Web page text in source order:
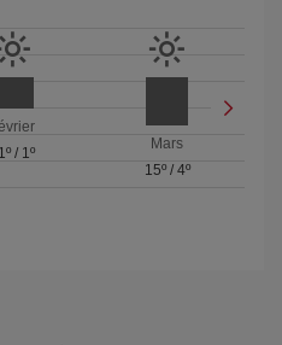
/ 1º
Mars
15º/ 4º